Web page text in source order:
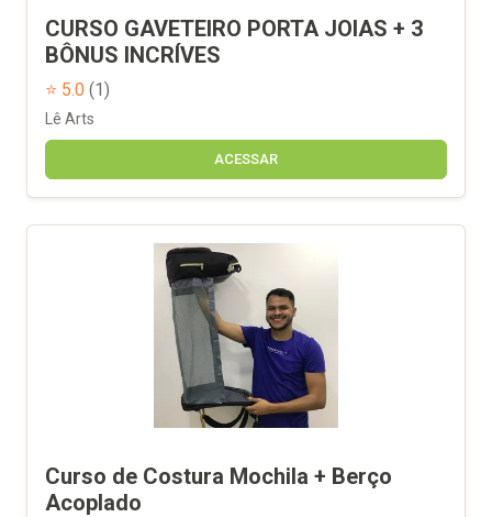
CURSO GAVETEIRO PORTA JOIAS + 3
BÔNUS INCRÍVES
⭐ 5.0 (1)
Lê Arts
ACESSAR
Curso de Costura Mochila + Berço
Acoplado